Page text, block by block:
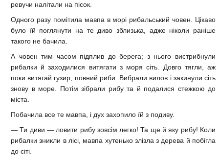
ревучи налітали на пісок.
Одного разу помітила мавпа в морі рибальський човен. Цікаво
було їй поглянути на те диво зблизька, адже ніколи раніше
такого не бачила.
А човен тим часом підплив до берега; з нього вистрибнули
рибалки й заходилися витягати з моря сіть. Довго тягли, аж
поки витягай гузир, повний риби. Вибрали вилов і закинули сіть
знову в море. Потім зібрали рибу та й подалися стежкою до
міста.
Побачила все те мавпа, і дух захопило їй з подиву.
— Ти диви — ловити рибу зовсім легко! Та ще й яку рибу! Коли
рибалки зникли в лісі, мавпа хутенько злізла з дерева й побігла
до сіті.